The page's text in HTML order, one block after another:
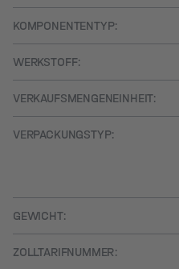
KOMPONENTENTYP:
WERKSTOFF:
VERKAUFSMENGENEINHEIT:
VERPACKUNGSTYP:
GEWICHT:
ZOLLTARIFNUMMER: